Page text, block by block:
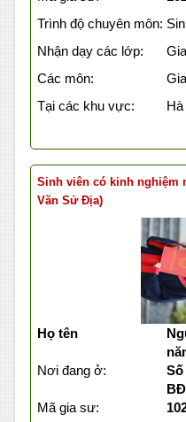
Trình độ chuyên môn:
Nhận dạy các lớp:
Các môn:
Tại các khu vực:
Sinh viên có kinh nghiệm
Văn Sử Địa)
Họ tên
Nơi đang ở:
Số
Mã gia sư: